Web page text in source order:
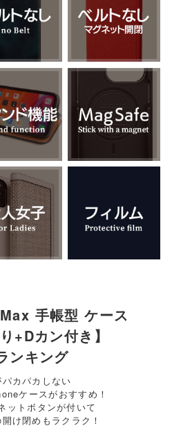
手帳型 ケース
+Dカン付き】
ンキング
カパカしない
ケースがおすすめ！
ットボタンが付いて
け閉めもラクラク！